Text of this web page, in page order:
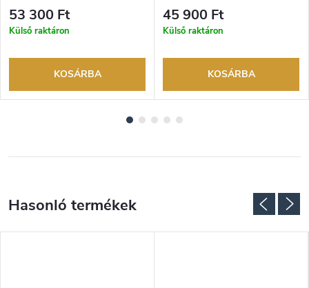
visszaküldési lehetőség. Hivatalos
márkakereskedő.
53 300 Ft
Külső raktáron
KOSÁRBA
visszaküldési lehetőség. Hivatalos
márkakereskedő.
45 900 Ft
Külső raktáron
KOSÁRBA